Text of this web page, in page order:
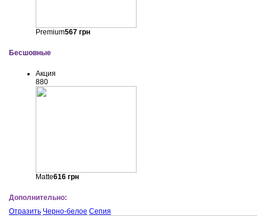
Premium567грн
Бесшовные
Акция
880
Matte616грн
Дополнительно:
Отразить Черно-белое Сепия